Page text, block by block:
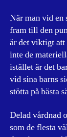
När man vid en
fram till den
är det viktigt
inte de
istället är det
vid sina barns
stötta på bästa
Delad vårdnad
som de flesta